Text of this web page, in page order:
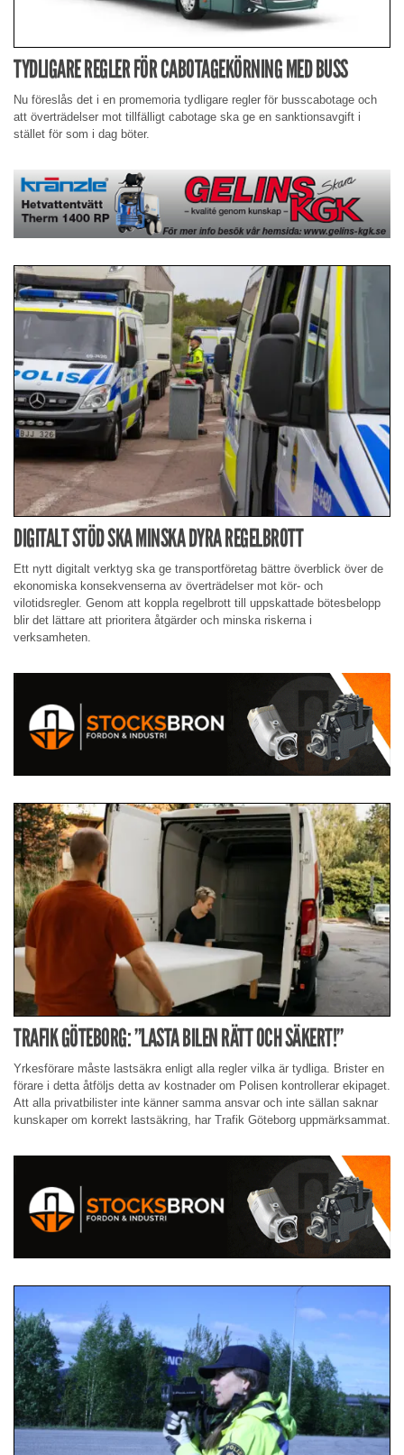
TYDLIGARE REGLER FÖR CABOTAGEKÖRNING MED BUSS
Nu föreslås det i en promemoria tydligare regler för busscabotage och
att överträdelser mot tillfälligt cabotage ska ge en sanktionsavgift i
stället för som i dag böter.
DIGITALT STÖD SKA MINSKA DYRA REGELBROTT
Ett nytt digitalt verktyg ska ge transportföretag bättre överblick över de
ekonomiska konsekvenserna av överträdelser mot kör- och
vilotidsregler. Genom att koppla regelbrott till uppskattade bötesbelopp
blir det lättare att prioritera åtgärder och minska riskerna i
verksamheten.
TRAFIK GÖTEBORG: ”LASTA BILEN RÄTT OCH SÄKERT!”
Yrkesförare måste lastsäkra enligt alla regler vilka är tydliga. Brister en
förare i detta åtföljs detta av kostnader om Polisen kontrollerar ekipaget.
Att alla privatbilister inte känner samma ansvar och inte sällan saknar
kunskaper om korrekt lastsäkring, har Trafik Göteborg uppmärksammat.